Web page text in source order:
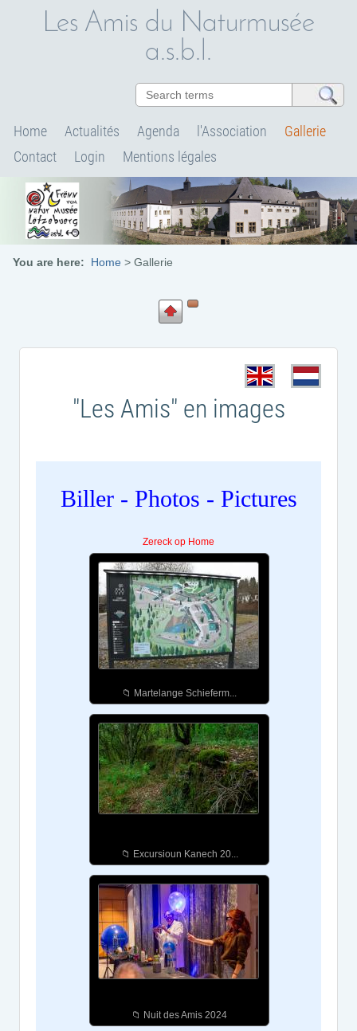
Les Amis du Naturmusée
a.s.b.l.
Home Actualités Agenda l'Association
Gallerie
Contact
Login Mentions légales
You are here: Home > Gallerie
"Les Amis" en images